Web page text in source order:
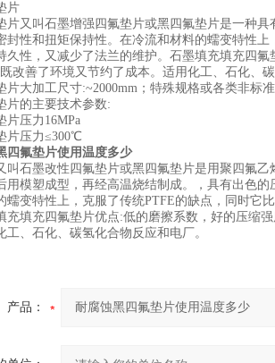
叫石墨增强四氟垫片或黑四氟垫片是一种具
封性和扭矩保持性。在冷流和材料的蠕变特性
久性，又减少了法兰的维护。石墨填充填充四
改善了环境又节约了成本。适用化工、石化、
加工尺寸:~2000mm；特殊规格或各类非标准
的主要技术参数:
压力16MPa
压力≤300℃
四氟垫片使用温度多少
叫石墨改性四氟垫片或黑四氟垫片是用聚四氟
用模塑成型，再经高温烧结制成。，具有出色
蠕变特性上，克服了传统PTFE的缺点，同时它
充填充四氟垫片优点:低的磨擦系数，好的压缩
工、石化、碳氢化合物反应和电厂。
产品：